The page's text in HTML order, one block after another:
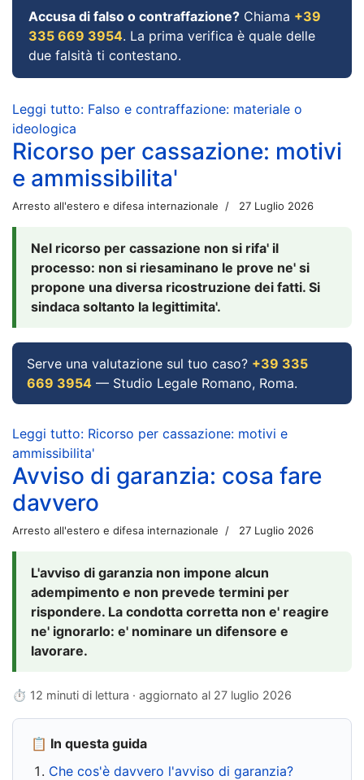
Accusa di falso o contraffazione? Chiama +39
335 669 3954. La prima verifica è quale delle
due falsità ti contestano.
Leggi tutto: Falso e contraffazione: materiale o
ideologica
Ricorso per cassazione: motivi
e ammissibilita'
Arresto all'estero e difesa internazionale 27 Luglio 2026
Nel ricorso per cassazione non si rifa' il
processo: non si riesaminano le prove ne' si
propone una diversa ricostruzione dei fatti. Si
sindaca soltanto la legittimita'.
Serve una valutazione sul tuo caso? +39 335
669 3954 — Studio Legale Romano, Roma.
Leggi tutto: Ricorso per cassazione: motivi e
ammissibilita'
Avviso di garanzia: cosa fare
davvero
Arresto all'estero e difesa internazionale 27 Luglio 2026
L'avviso di garanzia non impone alcun
adempimento e non prevede termini per
rispondere. La condotta corretta non e' reagire
ne' ignorarlo: e' nominare un difensore e
lavorare.
⏱ 12 minuti di lettura · aggiornato al 27 luglio 2026
📋 In questa guida
Che cos'è davvero l'avviso di garanzia?